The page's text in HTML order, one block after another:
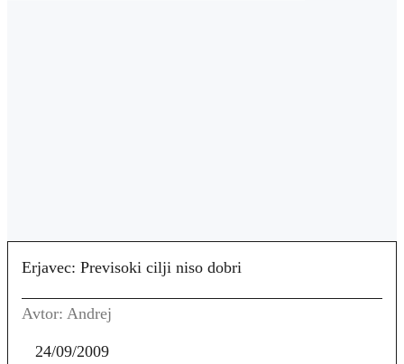
Erjavec: Previsoki cilji niso dobri
Avtor: Andrej
24/09/2009